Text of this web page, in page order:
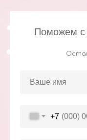
Поможем с
+7